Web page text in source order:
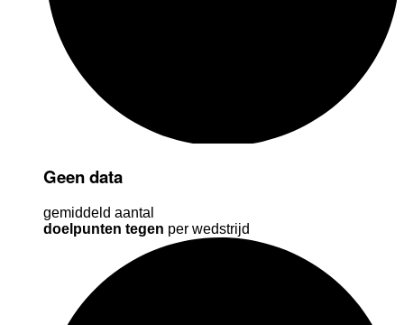
Geen data
gemiddeld aantal
doelpunten tegen per wedstrijd